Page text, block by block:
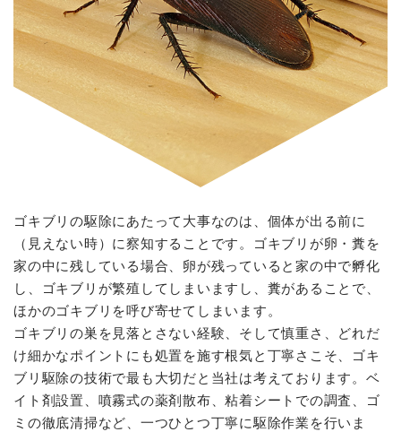
ゴキブリの駆除にあたって大事なのは、個体が出る前に
（見えない時）に察知することです。ゴキブリが卵・糞を
家の中に残している場合、卵が残っていると家の中で孵化
し、ゴキブリが繁殖してしまいますし、糞があることで、
ほかのゴキブリを呼び寄せてしまいます。
ゴキブリの巣を見落とさない経験、そして慎重さ、どれだ
け細かなポイントにも処置を施す根気と丁寧さこそ、ゴキ
ブリ駆除の技術で最も大切だと当社は考えております。ベ
イト剤設置、噴霧式の薬剤散布、粘着シートでの調査、ゴ
ミの徹底清掃など、一つひとつ丁寧に駆除作業を行いま